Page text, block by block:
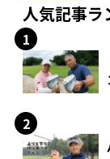
人気記事ラ